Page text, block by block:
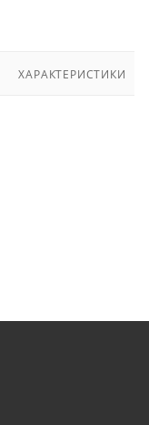
ХАРАКТЕРИСТИКИ